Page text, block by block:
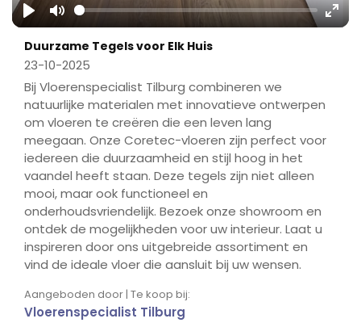
Play Mute
Duurzame Tegels voor Elk Huis
23-10-2025
Bij Vloerenspecialist Tilburg combineren we
natuurlijke materialen met innovatieve ontwerpen
om vloeren te creëren die een leven lang
meegaan. Onze Coretec-vloeren zijn perfect voor
iedereen die duurzaamheid en stijl hoog in het
vaandel heeft staan. Deze tegels zijn niet alleen
mooi, maar ook functioneel en
onderhoudsvriendelijk. Bezoek onze showroom en
ontdek de mogelijkheden voor uw interieur. Laat u
inspireren door ons uitgebreide assortiment en
vind de ideale vloer die aansluit bij uw wensen.
Aangeboden door | Te koop bij:
Vloerenspecialist Tilburg